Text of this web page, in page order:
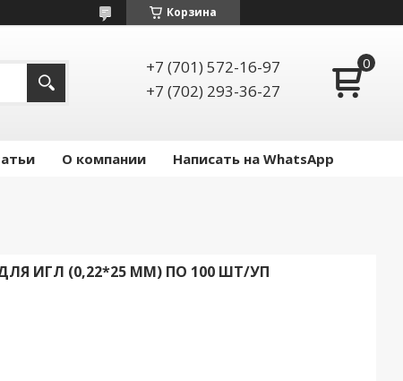
Корзина
+7 (701) 572-16-97
+7 (702) 293-36-27
О компании Написать на WhatsApp
ИГЛ (0,22*25 ММ) ПО 100 ШТ/УП